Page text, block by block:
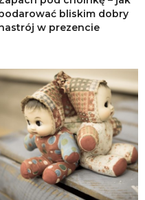
bliskim dobry
w prezencie